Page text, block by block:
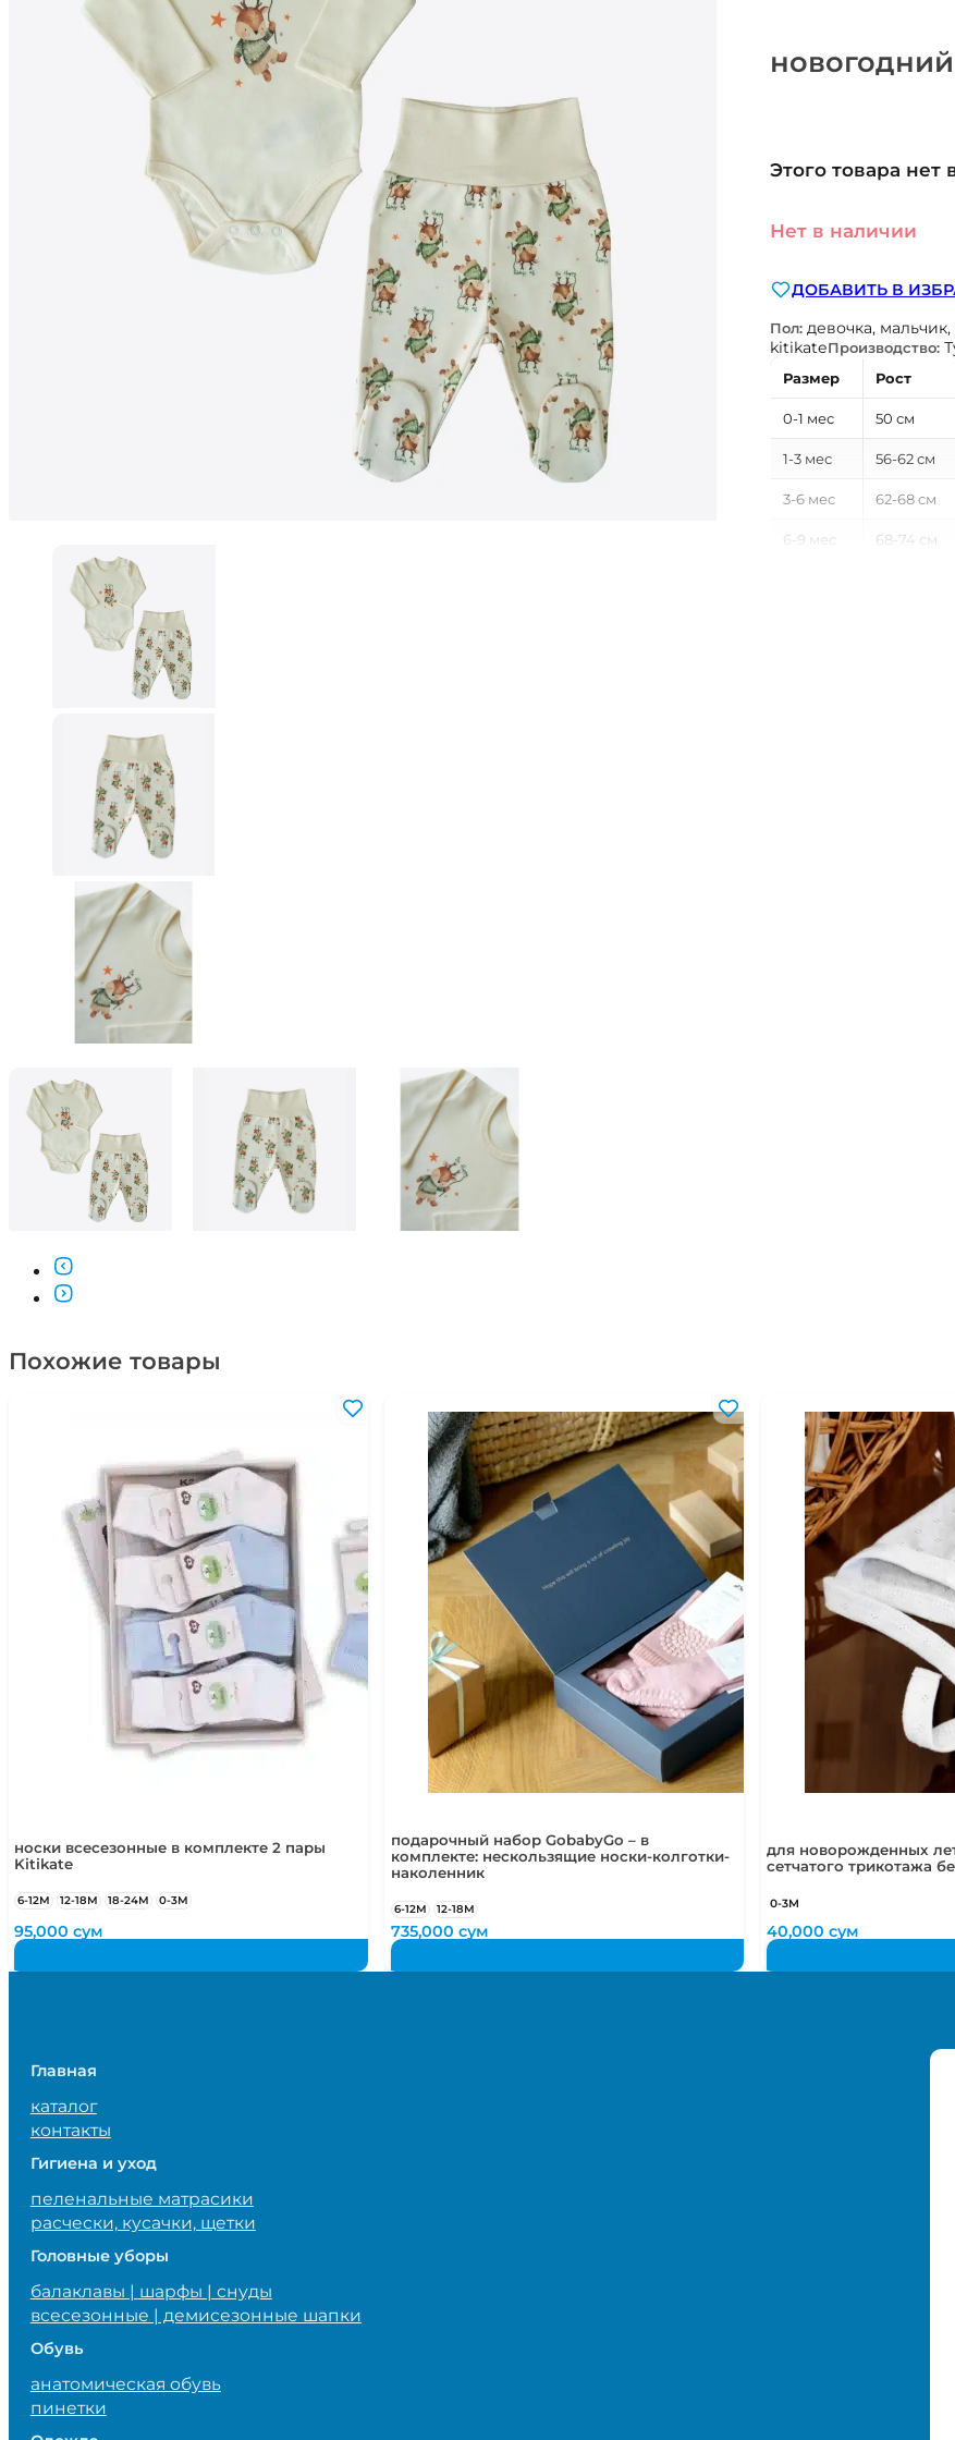
Этого товара нет
Нет в наличии
ДОБАВИТЬ В
Пол: девочка,
kitikateПроизводство:
Размер
Рост
0-1 мес 50 см
1-3 мес 56-62 см
3-6 мес 62-68 см
6-9 мес 68-74 см
Похожие товары
носки всесезонные в комплекте 2 пары
Kitikate
6-12М 12-18М 18-24М 0-3М
95,000сум
подарочный набор GobabyGo – в
комплекте: нескользящие носки-колготки-
наколенник
6-12М 12-18М
735,000 сум
для новорожденных
сетчатого трикотажа
0-3М
40,000сум
Главная
каталог
контакты
Гигиена и уход
пеленальные матрасики
расчески, кусачки, щетки
Головные уборы
балаклавы | шарфы | снуды
всесезонные | демисезонные шапки
Обувь
анатомическая обувь
пинетки